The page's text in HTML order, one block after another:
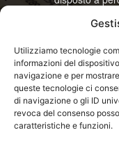
Utilizziamo tecnologie
informazioni del
navigazione e per
queste tecnologie ci
di navigazione o gli ID
revoca del consenso
caratteristiche e funzioni.
RisparmiOggi
informazioni
a usare
questo sito,